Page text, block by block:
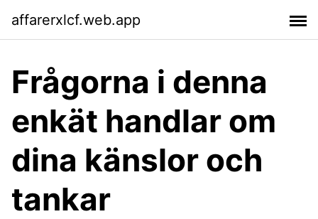
affarerxlcf.web.app
Frågorna i denna
enkät handlar om
dina känslor och
tankar